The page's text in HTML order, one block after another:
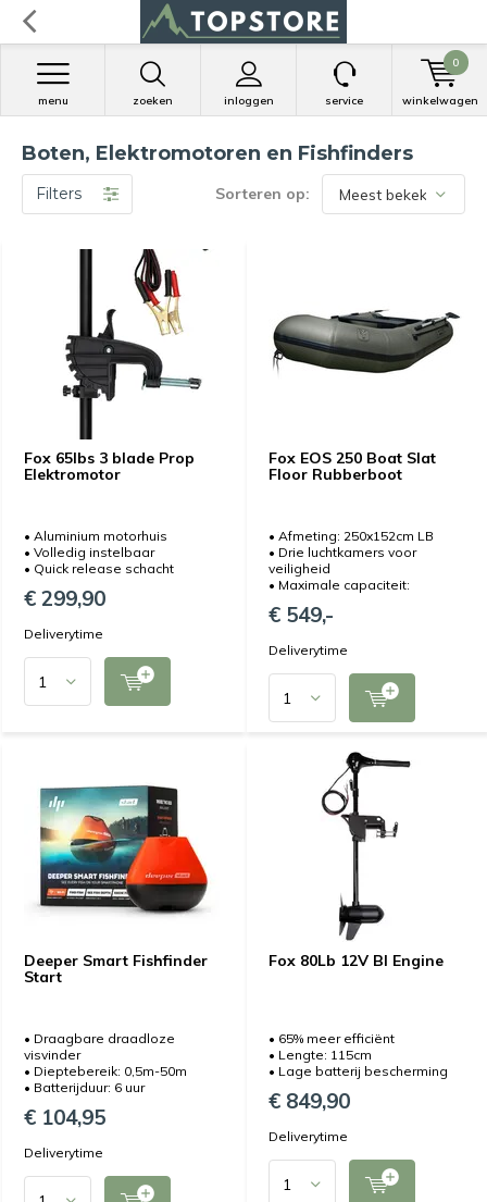
zoeken inloggen
menu service winkelwagen
0
Boten, Elektromotoren en Fishfinders
Filters Sorteren op:
Fox 65lbs 3 blade Prop
Elektromotor
• Aluminium motorhuis
• Volledig instelbaar
• Quick release schacht
€ 299,90
Deliverytime
Fox EOS 250 Boat Slat
Floor Rubberboot
• Afmeting: 250x152cm LB
• Drie luchtkamers voor
veiligheid
• Maximale capaciteit:
€ 549,-
Deliverytime
Deeper Smart Fishfinder
Start
• Draagbare draadloze
visvinder
• Dieptebereik: 0,5m-50m
• Batterijduur: 6 uur
€ 104,95
Deliverytime
Fox 80Lb 12V Bl Engine
• 65% meer efficiënt
• Lengte: 115cm
• Lage batterij bescherming
€ 849,90
Deliverytime